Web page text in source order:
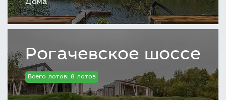
Дома
Рогачевское шоссе
Всего лотов: 8 лотов